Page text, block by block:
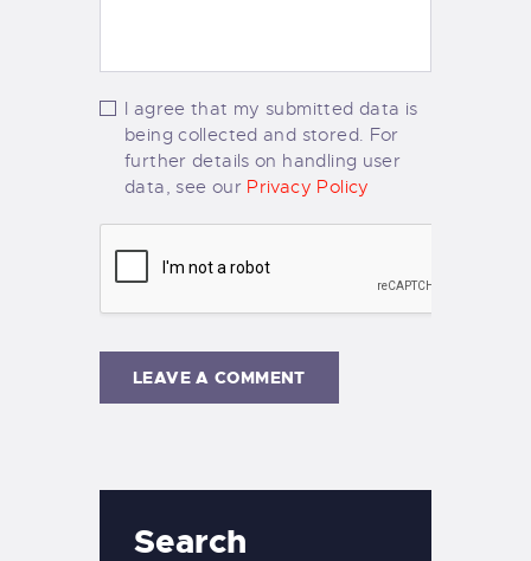
I agree that my submitted data is
being collected and stored. For
further details on handling user
data, see our Privacy Policy
Search